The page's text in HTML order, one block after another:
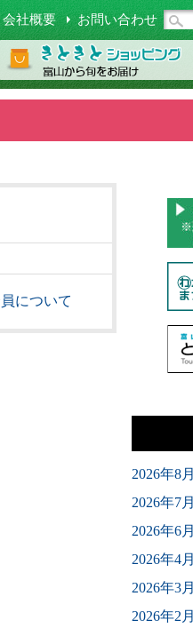
会社概要 お問い合わせ
について
2026年8月
2026年7月
2026年6月
2026年4月
2026年3月
2026年2月